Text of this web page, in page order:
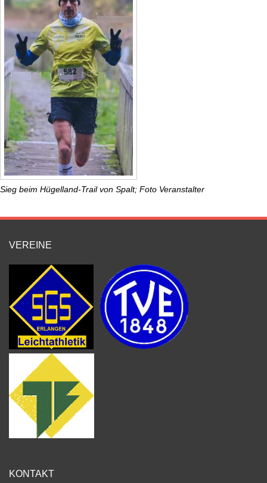
Sieg beim Hügelland-Trail von Spalt; Foto Veranstalter
VEREINE
KONTAKT